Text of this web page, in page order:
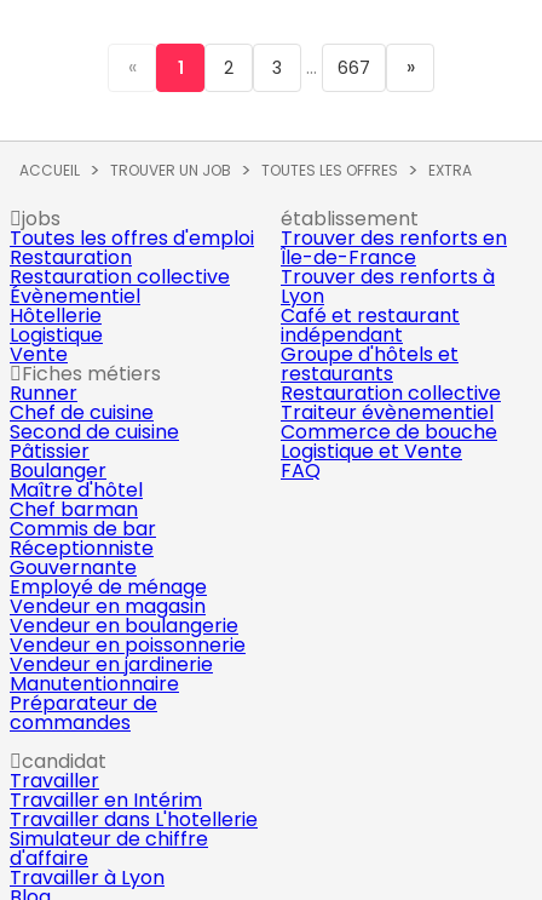
« 1 2 3 ... 667 »
ACCUEIL TROUVER UN JOB TOUTES LES OFFRES EXTRA
jobs
Toutes les offres d'emploi
Restauration
Restauration collective
Évènementiel
Hôtellerie
Logistique
Vente
Fiches métiers
Runner
Chef de cuisine
Second de cuisine
Pâtissier
Boulanger
Maître d'hôtel
Chef barman
Commis de bar
Réceptionniste
Gouvernante
Employé de ménage
Vendeur en magasin
Vendeur en boulangerie
Vendeur en poissonnerie
Vendeur en jardinerie
Manutentionnaire
Préparateur de
commandes
établissement
Trouver des renforts en
Île-de-France
Trouver des renforts à
Lyon
Café et restaurant
indépendant
Groupe d'hôtels et
restaurants
Restauration collective
Traiteur évènementiel
Commerce de bouche
Logistique et Vente
FAQ
candidat
Travailler
Travailler en Intérim
Travailler dans L'hotellerie
Simulateur de chiffre
d'affaire
Travailler à Lyon